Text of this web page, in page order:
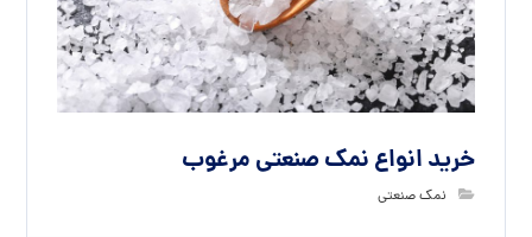
خرید انواع نمک صنعتی مرغوب
نمک صنعتی